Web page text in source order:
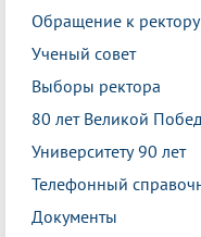
Обращение к ректору
Ученый совет
Выборы ректора
80 лет Великой
Университету 90 лет
Телефонный
Документы